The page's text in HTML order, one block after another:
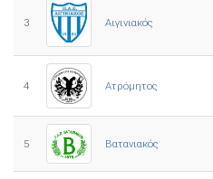
3 Αιγινιακός
4 Ατρόμητος
5 Βατανιακός